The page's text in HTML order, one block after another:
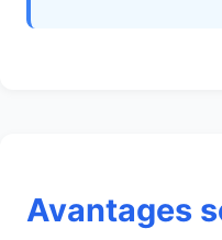
Avantages